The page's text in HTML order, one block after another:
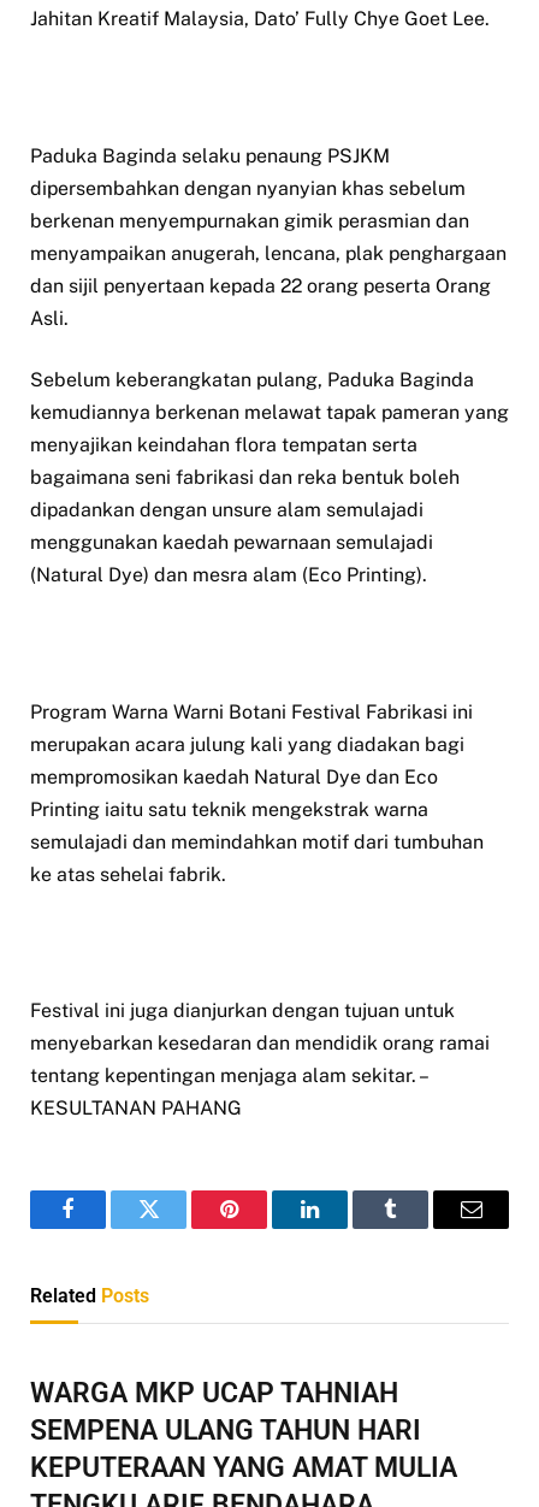
Jahitan Kreatif Malaysia, Dato’ Fully Chye Goet Lee.
Paduka Baginda selaku penaung PSJKM
dipersembahkan dengan nyanyian khas sebelum
berkenan menyempurnakan gimik perasmian dan
menyampaikan anugerah, lencana, plak penghargaan
dan sijil penyertaan kepada 22 orang peserta Orang
Asli.
Sebelum keberangkatan pulang, Paduka Baginda
kemudiannya berkenan melawat tapak pameran yang
menyajikan keindahan flora tempatan serta
bagaimana seni fabrikasi dan reka bentuk boleh
dipadankan dengan unsure alam semulajadi
menggunakan kaedah pewarnaan semulajadi
(Natural Dye) dan mesra alam (Eco Printing).
Program Warna Warni Botani Festival Fabrikasi ini
merupakan acara julung kali yang diadakan bagi
mempromosikan kaedah Natural Dye dan Eco
Printing iaitu satu teknik mengekstrak warna
semulajadi dan memindahkan motif dari tumbuhan
ke atas sehelai fabrik.
Festival ini juga dianjurkan dengan tujuan untuk
menyebarkan kesedaran dan mendidik orang ramai
tentang kepentingan menjaga alam sekitar. –
KESULTANAN PAHANG
FacebookTwitter Pinterest LinkedInTumblr Email
Related Posts
WARGA MKP UCAP TAHNIAH
SEMPENA ULANG TAHUN HARI
KEPUTERAAN YANG AMAT MULIA